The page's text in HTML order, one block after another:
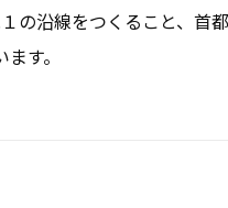
の沿線をつくること、
す。